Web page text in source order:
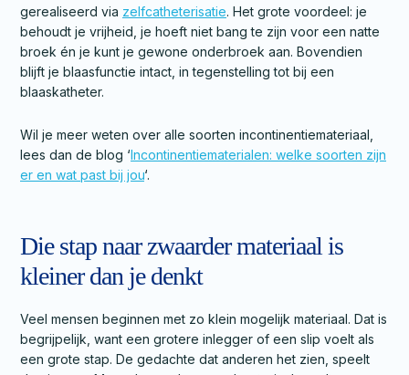
gerealiseerd via zelfcatheterisatie. Het grote voordeel: je
behoudt je vrijheid, je hoeft niet bang te zijn voor een natte
broek én je kunt je gewone onderbroek aan. Bovendien
blijft je blaasfunctie intact, in tegenstelling tot bij een
blaaskatheter.
Wil je meer weten over alle soorten incontinentiemateriaal,
lees dan de blog ‘Incontinentiematerialen: welke soorten zijn
er en wat past bij jou‘.
Die stap naar zwaarder materiaal is
kleiner dan je denkt
Veel mensen beginnen met zo klein mogelijk materiaal. Dat is
begrijpelijk, want een grotere inlegger of een slip voelt als
een grote stap. De gedachte dat anderen het zien, speelt